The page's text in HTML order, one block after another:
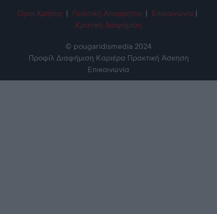
Όροι Χρήσης Πολιτική Απορρήτου Επικοινωνία
Κρατική διαφήμιση
© pougaridismedia 2024
Προφίλ Διαφήμιση Καριέρα Πρακτική Άσκηση
Επικοινωνία